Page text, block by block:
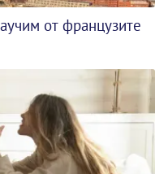
от французите